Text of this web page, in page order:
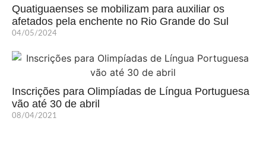
Quatiguaenses se mobilizam para auxiliar os
afetados pela enchente no Rio Grande do Sul
04/05/2024
Inscrições para Olimpíadas de Língua Portuguesa
vão até 30 de abril
08/04/2021